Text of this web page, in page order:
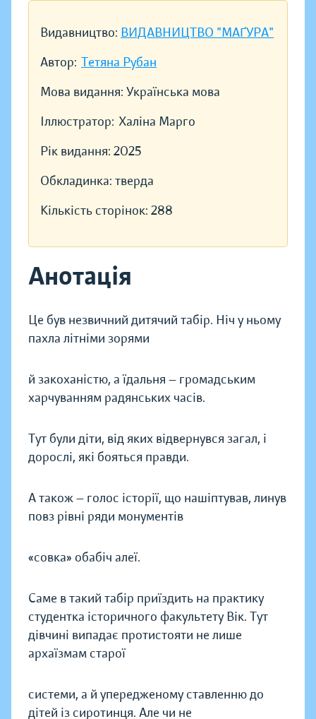
Видавництво: ВИДАВНИЦТВО "МАҐУРА"
Автор: Тетяна Рубан
Мова видання: Українська мова
Іллюстратор: Халіна Марго
Рік видання: 2025
Обкладинка: тверда
Кількість сторінок: 288
Анотація
Це був незвичний дитячий табір. Ніч у ньому
пахла літніми зорями
й закоханістю, а їдальня — громадським
харчуванням радянських часів.
Тут були діти, від яких відвернувся загал, і
дорослі, які бояться правди.
А також — голос історії, що нашіптував, линув
повз рівні ряди монументів
«совка» обабіч алеї.
Саме в такий табір приїздить на практику
студентка історичного факультету Вік. Тут
дівчині випадає протистояти не лише
архаїзмам старої
системи, а й упередженому ставленню до
дітей із сиротинця. Але чи не